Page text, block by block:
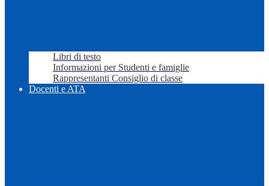
Libri di testo
Informazioni per Studenti e famiglie
Rappresentanti Consiglio di classe
Docenti e ATA